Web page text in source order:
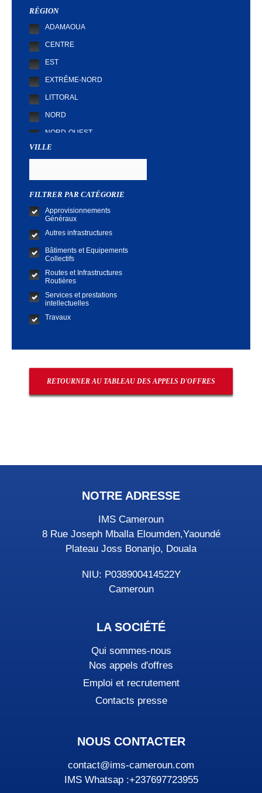
RÉGION
ADAMAOUA
CENTRE
EST
EXTRÊME-NORD
LITTORAL
NORD
NORD-OUEST
SUD
VILLE
FILTRER PAR CATÉGORIE
Approvisionnements
Généraux
Autres infrastructures
Bâtiments et Equipements
Collectifs
Routes et Infrastructures
Routières
Services et prestations
intellectuelles
Travaux
RETOURNER AU TABLEAU DES APPELS D'OFFRES
NOTRE ADRESSE
IMS Cameroun
8 Rue Joseph Mballa Eloumden,Yaoundé
Plateau Joss Bonanjo, Douala
NIU: P038900414522Y
Cameroun
LA SOCIÉTÉ
Qui sommes-nous
Nos appels d'offres
Emploi et recrutement
Contacts presse
NOUS CONTACTER
contact@ims-cameroun.com
IMS Whatsap :+237697723955